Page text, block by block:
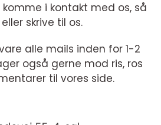
i kontakt med os, så
skrive til os.
alle mails inden for 1-2
også gerne mod ris, ros
til vores side.